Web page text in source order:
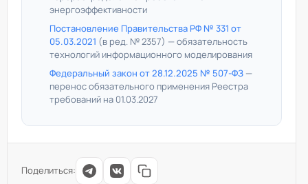
энергоэффективности
Постановление Правительства РФ № 331 от
05.03.2021 (в ред. № 2357) — обязательность
технологий информационного моделирования
Федеральный закон от 28.12.2025 № 507-ФЗ —
перенос обязательного применения Реестра
требований на 01.03.2027
Поделиться: